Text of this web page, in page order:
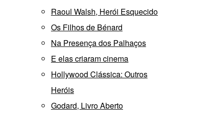
Raoul Walsh, Herói Esquecido
Os Filhos de Bénard
Na Presença dos Palhaços
E elas criaram cinema
Hollywood Clássica: Outros
Heróis
Godard, Livro Aberto